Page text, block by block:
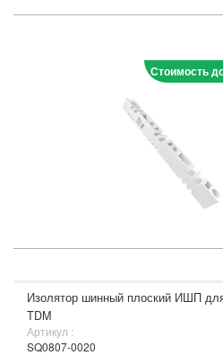
Стоимость
Изолятор шинный плоский ИШП
TDM
Артикул :
SQ0807-0020